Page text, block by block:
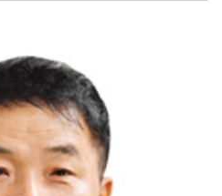
협, 현장 지원 총력